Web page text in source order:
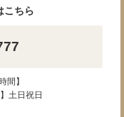
こちら
間】
土日祝日